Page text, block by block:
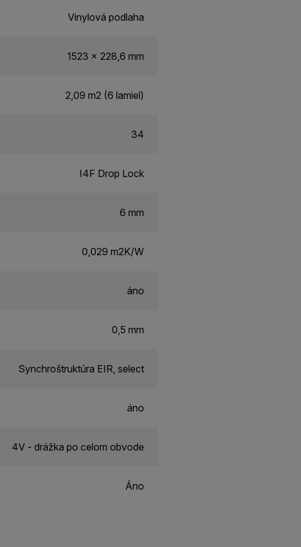
Vinylová podlaha
1523 x 228,6 mm
2,09 m2 (6 lamiel)
34
I4F Drop Lock
6 mm
0,029 m2K/W
áno
0,5 mm
Synchroštruktúra EIR, select
áno
4V - drážka po celom obvode
Áno